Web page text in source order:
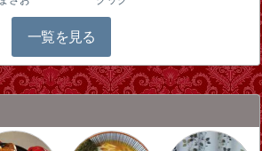
一覧を見る